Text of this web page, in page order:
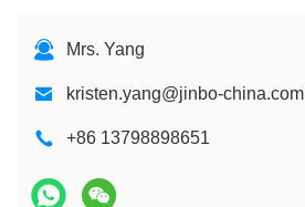
Mrs. Yang
kristen.yang@jinbo-china.com
+86 13798898651